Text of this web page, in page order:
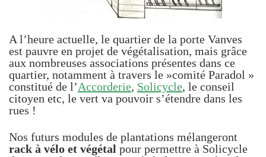
A l’heure actuelle, le quartier de la porte Vanves
est pauvre en projet de végétalisation, mais grâce
aux nombreuses associations présentes dans ce
quartier, notamment à travers le »comité Paradol »
constitué de l’Accorderie, Solicycle, le conseil
citoyen etc, le vert va pouvoir s’étendre dans les
rues !
Nos futurs modules de plantations mélangeront
rack à vélo et végétal pour permettre à Solicycle